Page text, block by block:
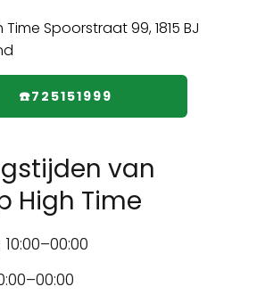
☎️725151999
van
High Time